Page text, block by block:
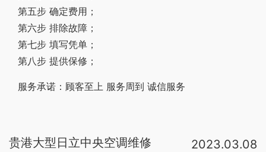
第五步 确定费用；
第六步 排除故障；
第七步 填写凭单；
第八步 提供保修；
服务承诺：顾客至上 服务周到 诚信服务
贵港大型日立中央空调维修 2023.03.08